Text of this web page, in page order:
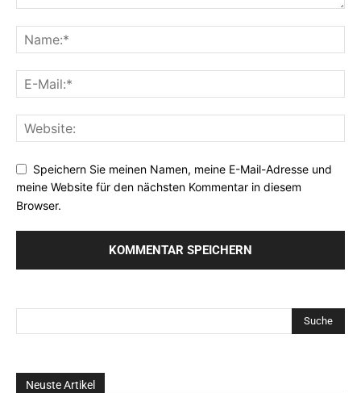
Speichern Sie meinen Namen, meine E-Mail-Adresse und
meine Website für den nächsten Kommentar in diesem
Browser.
Neuste Artikel